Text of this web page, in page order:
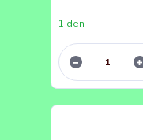
1 den